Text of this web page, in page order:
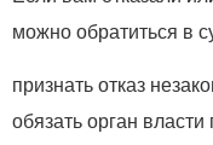
можно обратиться в
признать отказ
обязать орган